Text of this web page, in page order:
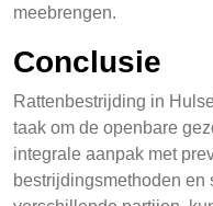
meebrengen.
Conclusie
Rattenbestrijding in
taak om de openbare
integrale aanpak met
bestrijdingsmethoden en